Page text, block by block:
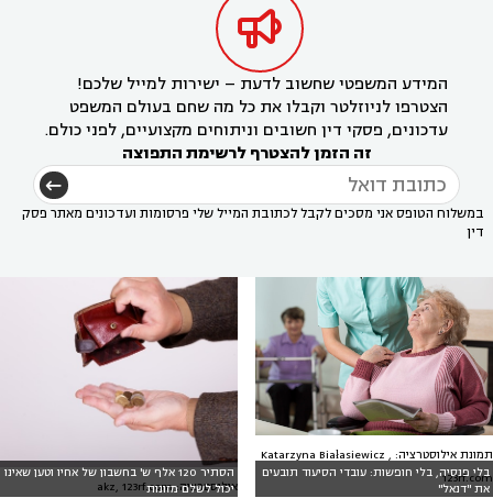

המידע המשפטי שחשוב לדעת – ישירות למייל שלכם!
הצטרפו לניוזלטר וקבלו את כל מה שחם בעולם המשפט
עדכונים, פסקי דין חשובים וניתוחים מקצועיים, לפני כולם.
זה הזמן להצטרף לרשימת התפוצה
במשלוח הטופס אני מסכים לקבל לכתובת המייל שלי פרסומות ועדכונים מאתר פסק
דין
בלי פנסיה, בלי חופשות: עובדי הסיעוד תובעים
את "דנאל"
תמונת אילוסטרציה: Katarzyna Białasiewicz ,
123rf.com
הסתיר 120 אלף ש' בחשבון של אחיו וטען שאינו
יכול לשלם מזונות
אילוסטרציה: akz, 123rf.com